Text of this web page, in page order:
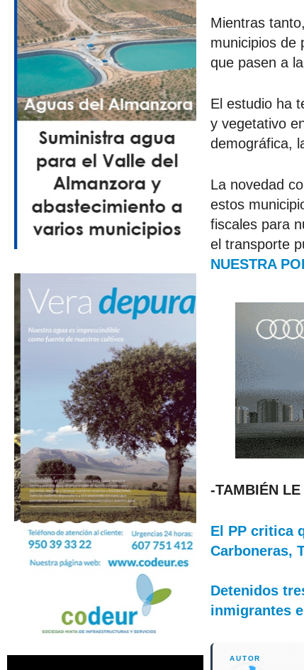
Mientras
municipios de
que pasen a
El estudio ha
y vegetativo
demográfica,
La novedad
estos
fiscales para
el transporte
NUESTRA
-TAMBIÉN LE
El PP critica
Carboneras,
Detenidos
inmigrantes